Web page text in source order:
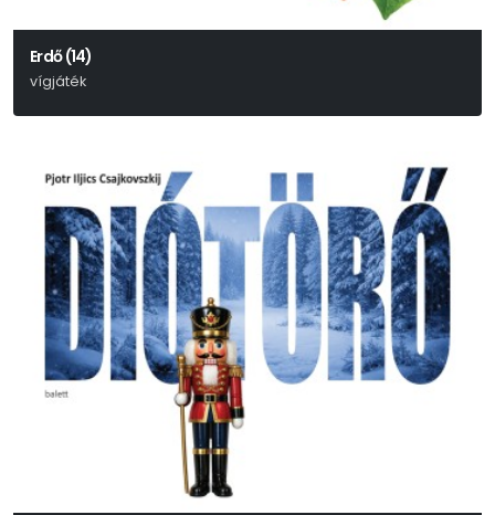
Erdő (14)
vígjáték